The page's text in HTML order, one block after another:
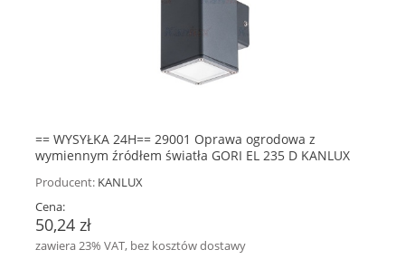
== WYSYŁKA 24H== 29001 Oprawa ogrodowa z
wymiennym źródłem światła GORI EL 235 D KANLUX
Producent: KANLUX
Cena:
50,24 zł
zawiera 23% VAT, bez kosztów dostawy